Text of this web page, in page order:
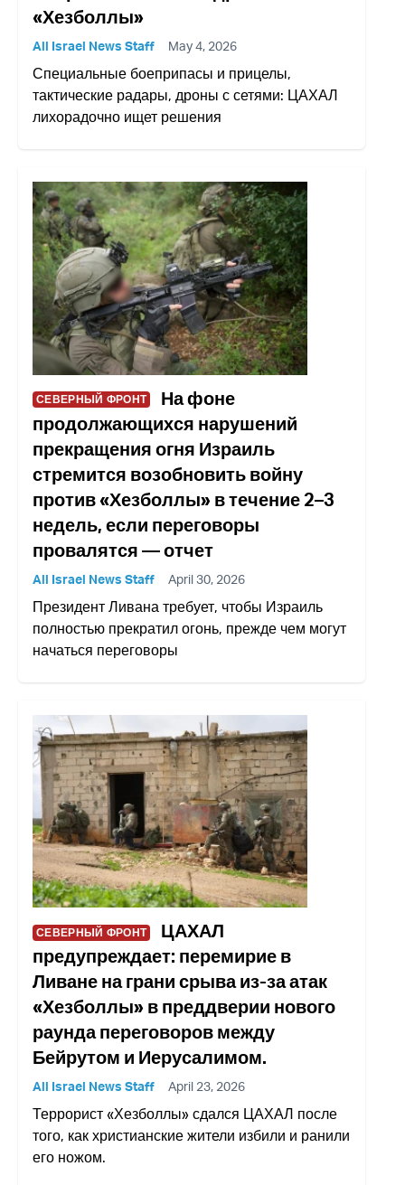
«Хезболлы»
All Israel News Staff May 4, 2026
Специальные боеприпасы и прицелы,
тактические радары, дроны с сетями: ЦАХАЛ
лихорадочно ищет решения
СЕВЕРНЫЙ ФРОНТ
На фоне
продолжающихся нарушений
прекращения огня Израиль
стремится возобновить войну
против «Хезболлы» в течение 2–3
недель, если переговоры
провалятся — отчет
All Israel News Staff April 30, 2026
Президент Ливана требует, чтобы Израиль
полностью прекратил огонь, прежде чем могут
начаться переговоры
СЕВЕРНЫЙ ФРОНТ
ЦАХАЛ
предупреждает: перемирие в
Ливане на грани срыва из-за атак
«Хезболлы» в преддверии нового
раунда переговоров между
Бейрутом и Иерусалимом.
All Israel News Staff April 23, 2026
Террорист «Хезболлы» сдался ЦАХАЛ после
того, как христианские жители избили и ранили
его ножом.